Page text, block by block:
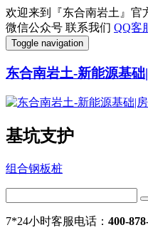
欢迎来到『东合南岩土』官
微信公众号 联系我们 QQ客
Toggle navigation
东合南岩土-新能源基
基坑支护
组合钢板桩
7*24小时客服电话： 400-